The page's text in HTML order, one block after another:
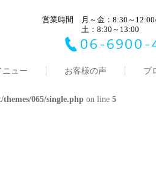
営業時間
月～金：8:30～
土：8:30～13:00
06-6900-
ニュー お客様の声 ブ
on line4
themes/065/single.phpon line4
on line
065/single.php on line 5